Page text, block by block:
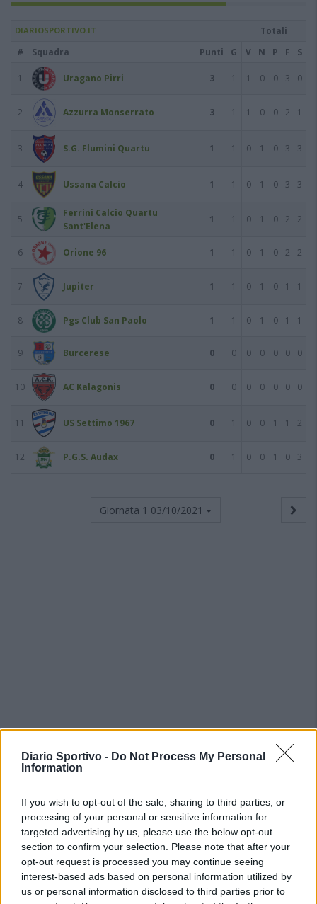
Diario Sportivo - Do Not Process My Personal
Information
If you wish to opt-out of the sale, sharing to third parties, or
processing of your personal or sensitive information for
targeted advertising by us, please use the below opt-out
section to confirm your selection. Please note that after your
opt-out request is processed you may continue seeing
interest-based ads based on personal information utilized by
us or personal information disclosed to third parties prior to
DIARIOSPORTIVO.IT
Totali
#
Squadra Punti G V N P F S
1 Uragano Pirri 3 1 1 0 0 3 0
2 Azzurra Monserrato 3 1 1 0 0 2 1
3 S.G. Flumini Quartu 1 1 0 1 0 3 3
4 Ussana Calcio 1 1 0 1 0 3 3
5
Ferrini Calcio Quartu
Sant'Elena
1 1 0 1 0 2 2
6 Orione 96 1 1 0 1 0 2 2
7 Jupiter 1 1 0 1 0 1 1
8 Pgs Club San Paolo 1 1 0 1 0 1 1
9 Burcerese 0 0 0 0 0 0 0
10 AC Kalagonis 0 0 0 0 0 0 0
11 US Settimo 1967 0 1 0 0 1 1 2
12 P.G.S. Audax 0 1 0 0 1 0 3
Giornata 1 03/10/2021